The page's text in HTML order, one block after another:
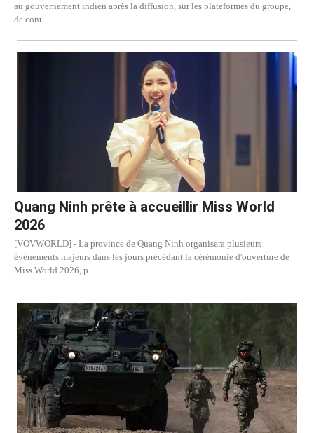
au gouvernement indien après la diffusion, sur les plateformes du groupe,
de cont
Quang Ninh prête à accueillir Miss World
2026
[VOVWORLD] - La province de Quang Ninh organisera plusieurs
événements majeurs dans les jours précédant la cérémonie d'ouverture de
Miss World 2026, p